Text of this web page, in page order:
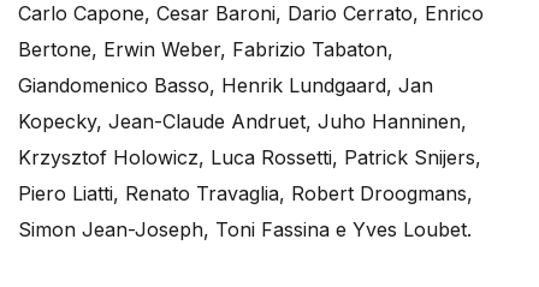
Carlo Capone, Cesar Baroni, Dario Cerrato, Enrico
Bertone, Erwin Weber, Fabrizio Tabaton,
Giandomenico Basso, Henrik Lundgaard, Jan
Kopecky, Jean-Claude Andruet, Juho Hanninen,
Krzysztof Holowicz, Luca Rossetti, Patrick Snijers,
Piero Liatti, Renato Travaglia, Robert Droogmans,
Simon Jean-Joseph, Toni Fassina e Yves Loubet.